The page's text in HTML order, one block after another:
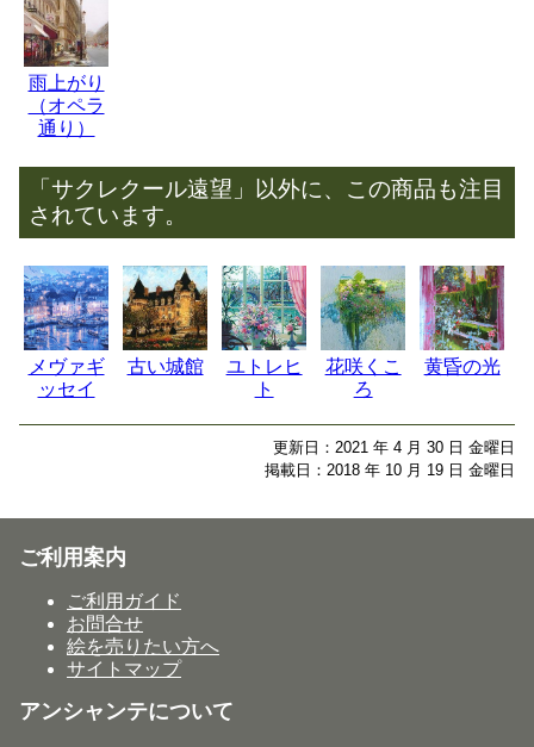
雨上がり
（オペラ
通り）
「サクレクール遠望」以外に、この商品も注目
されています。
メヴァギ
ッセイ
古い城館
ユトレヒ
ト
花咲くこ
ろ
黄昏の光
更新日：2021 年 4 月 30 日 金曜日
掲載日：2018 年 10 月 19 日 金曜日
ご利用案内
ご利用ガイド
お問合せ
絵を売りたい方へ
サイトマップ
アンシャンテについて